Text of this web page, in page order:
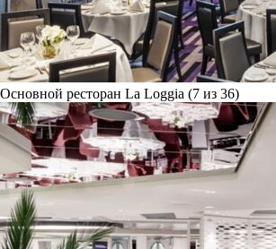
Основной ресторан La Loggia (7 из 36)